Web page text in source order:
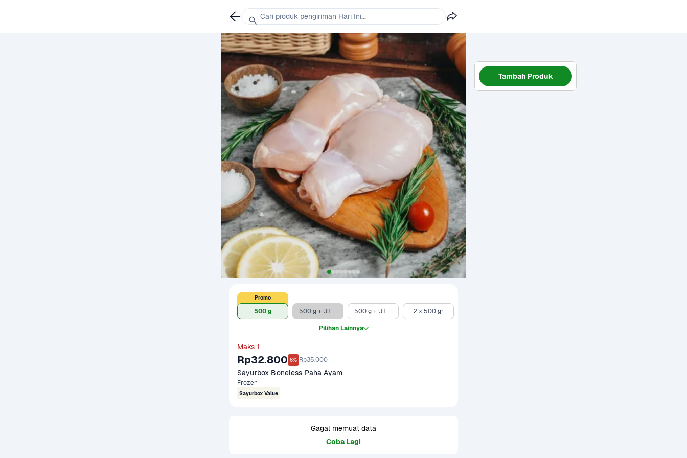
500 g
Promo
500 g + Ultra Milk UHT Full Cream 750 ml 500 g + Ultra Milk UHT Low Fat Chocolate 1 liter 2 x 500 gr
Pilihan Lainnya
Maks 1
Rp32.800 6% Rp35.000
Sayurbox Boneless Paha Ayam
Frozen
Sayurbox Value
Gagal memuat data
Coba Lagi
Tambah Produk
Cari produk pengiriman Hari Ini...